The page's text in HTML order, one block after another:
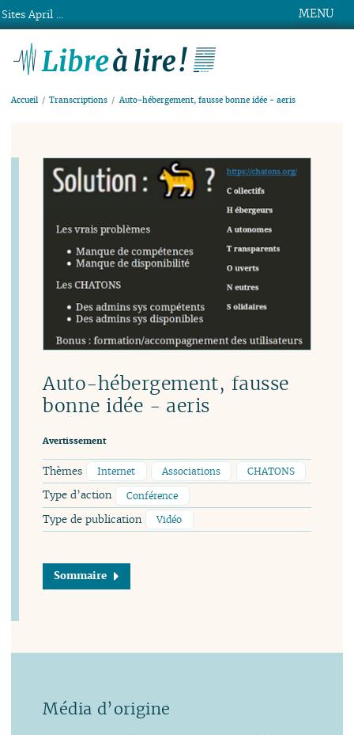
MENU
Accueil Transcriptions Auto-hébergement, fausse bonne idée - aeris
Auto-hébergement, fausse
bonne idée - aeris
Avertissement
Thèmes Internet Associations CHATONS
Type d’action Conférence
Type de publication Vidéo
Sommaire
Sites April ...